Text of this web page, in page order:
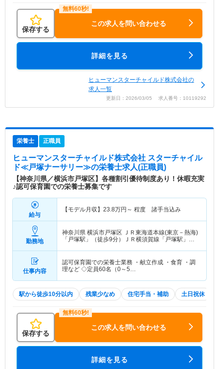
保存する
この求人を問い合わせる
詳細を見る
ヒューマンスターチャイルド株式会社の
求人一覧
更新日：2026/03/05 求人番号：10119292
栄養士 正職員
ヒューマンスターチャイルド株式会社 スターチャイル
ド≪戸塚ナーサリー≫の栄養士求人(正職員)
【神奈川県／横浜市戸塚区】各種割引優待制度あり！休暇充実
♪認可保育園での栄養士募集です
給与
【モデル月収】 23.8万円～ 程度 諸手当込み
勤務地
神奈川県 横浜市戸塚区 ＪＲ東海道本線(東京－熱海)
「戸塚駅」（徒歩9分）ＪＲ横須賀線「戸塚駅」
仕事内容
認可保育園での栄養士業務 ・献立作成 ・食育 ・調
理など ◇定員60名（0～5…
駅から徒歩10分以内 残業少なめ 住宅手当・補助 土日祝休
保存する
この求人を問い合わせる
詳細を見る